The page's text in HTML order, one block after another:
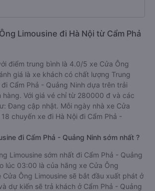
Limousine đi Hà Nội từ Cẩm Phả
điểm trung bình là 4.0/5 xe Cửa Ông
giá là xe khách có chất lượng Trung
Cẩm Phả - Quảng Ninh dựa trên trải
hàng. Với giá vé chỉ từ 280000 đ và các
Đang cập nhật. Mỗi ngày nhà xe Cửa
chuyến xe đi Hà Nội đi Cẩm Phả -
đi Cẩm Phả - Quảng Ninh sớm nhất ?
Limousine sớm nhất đi Cẩm Phả - Quảng
lúc 03:00 là của hãng xe Cửa Ông
Cửa Ông Limousine sẽ bắt đầu xuất phát ở
dự kiến sẽ trả khách ở Cẩm Phả - Quảng